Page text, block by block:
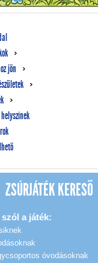
jön
ZSÚRJÁTÉK KERESŐ
a játék:
óvodásoknak